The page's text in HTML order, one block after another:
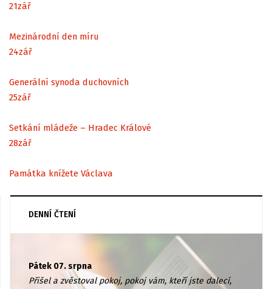
21zář
Mezinárodní den míru
24zář
Generální synoda duchovních
25zář
Setkání mládeže – Hradec Králové
28zář
Památka knížete Václava
DENNÍ ČTENÍ
Pátek 07. srpna
Přišel a zvěstoval pokoj, pokoj vám, kteří jste dalecí,